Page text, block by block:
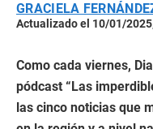
GRACIELA
Actualizado el 10/01/
Como cada viernes,
pódcast “Las
las cinco noticias que